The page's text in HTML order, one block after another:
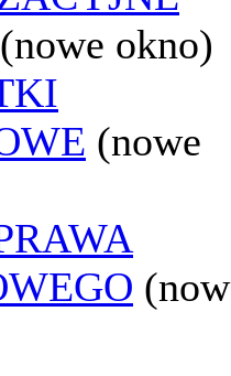
(nowe okno)
(nowe